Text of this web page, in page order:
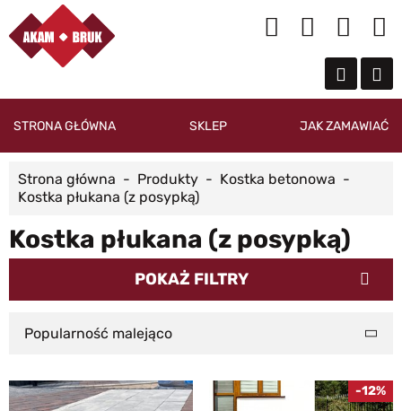
STRONA GŁÓWNA SKLEP JAK ZAMAWIAĆ
Strona główna Produkty
Kostka betonowa
Kostka płukana (z posypką)
Kostka płukana (z posypką)
POKAŻ FILTRY
Popularność malejąco
-12%